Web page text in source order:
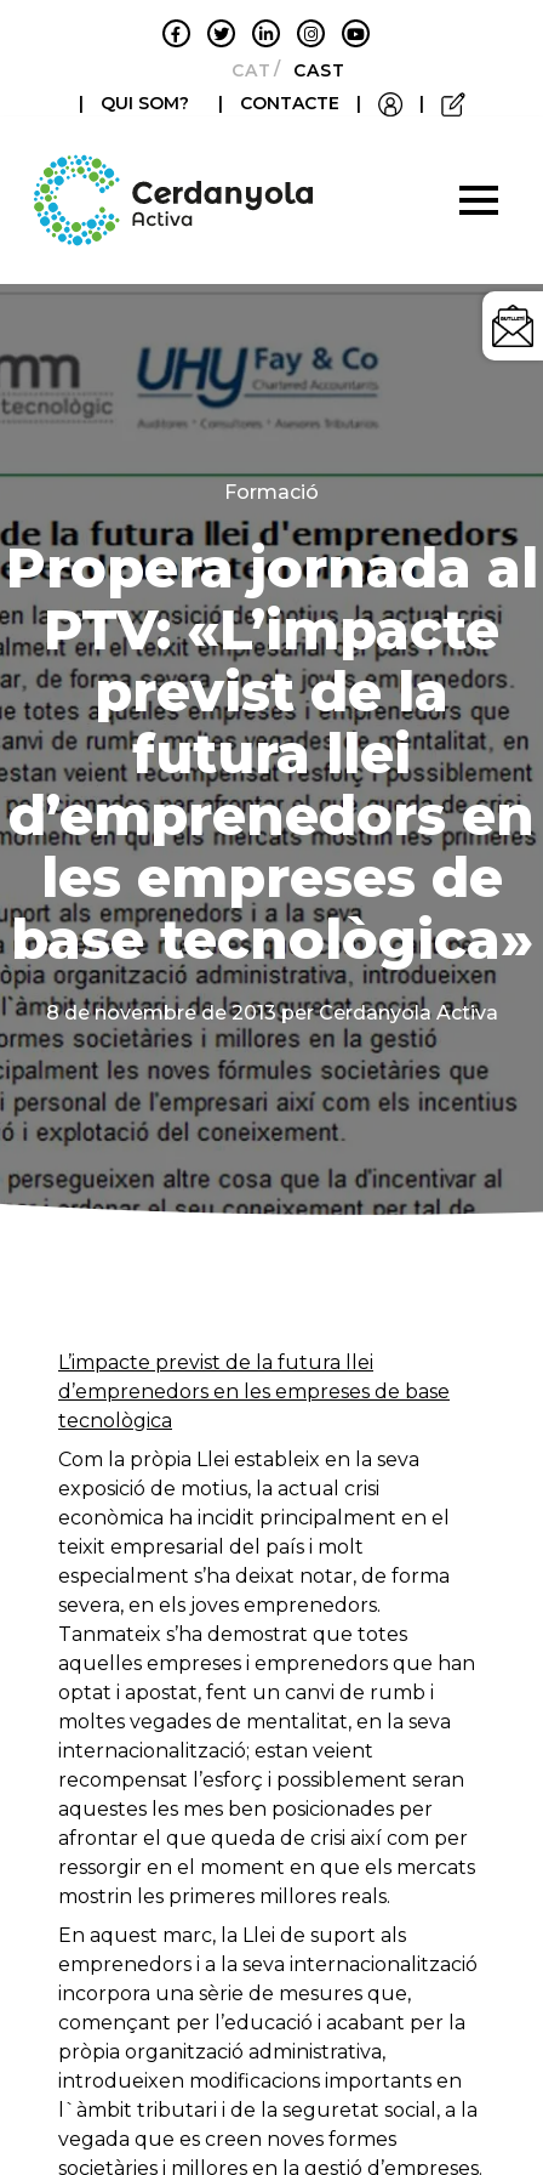
CATALÀCASTELLANO
|
QUI SOM? | CONTACTE | |
Categories
Formació
Propera jornada al
PTV: «L’impacte
previst de la
futura llei
d’emprenedors en
les empreses de
base tecnològica»
8 de novembre de 2013 per Cerdanyola Activa
L’impacte previst de la futura llei
d’emprenedors en les empreses de base
tecnològica
Com la pròpia Llei estableix en la seva
exposició de motius, la actual crisi
econòmica ha incidit principalment en el
teixit empresarial del país i molt
especialment s’ha deixat notar, de forma
severa, en els joves emprenedors.
Tanmateix s’ha demostrat que totes
aquelles empreses i emprenedors que han
optat i apostat, fent un canvi de rumb i
moltes vegades de mentalitat, en la seva
internacionalització; estan veient
recompensat l’esforç i possiblement seran
aquestes les mes ben posicionades per
afrontar el que queda de crisi així com per
ressorgir en el moment en que els mercats
mostrin les primeres millores reals.
En aquest marc, la Llei de suport als
emprenedors i a la seva internacionalització
incorpora una sèrie de mesures que,
començant per l’educació i acabant per la
pròpia organització administrativa,
introdueixen modificacions importants en
l`àmbit tributari i de la seguretat social, a la
vegada que es creen noves formes
societàries i millores en la gestió d’empreses.